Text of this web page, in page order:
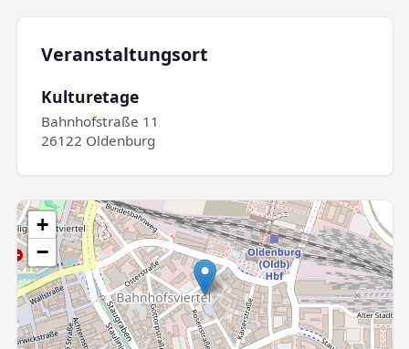
Veranstaltungsort
Kulturetage
Bahnhofstraße 11
26122 Oldenburg
+
−